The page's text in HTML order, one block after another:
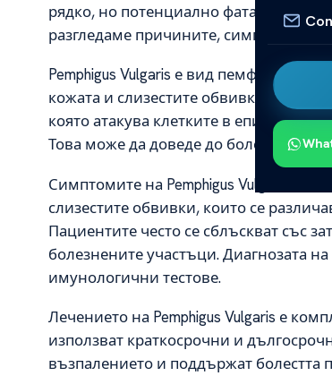
рядко, но потенциално фатално
разгледаме причините, симптомите,
Pemphigus Vulgaris е вид пемфигус,
кожата и слизестите обвивки.
която атакува клетките в
Това може да доведе до болезнени
Симптомите на Pemphigus Vulgaris
слизестите обвивки, които се
Пациентите често се сблъскват със
болезнените участъци. Диагнозата
имунологични тестове.
Лечението на Pemphigus Vulgaris е
използват краткосрочни и
възпалението и поддържат болестта